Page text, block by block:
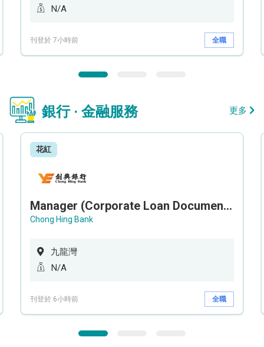
N/A
刊登於 7小時前 全職
銀行 · 金融服務 更多
花紅
Manager (Corporate Loan Documentation) - Credit Administration Department
Chong Hing Bank
九龍灣
N/A
刊登於 6小時前 全職